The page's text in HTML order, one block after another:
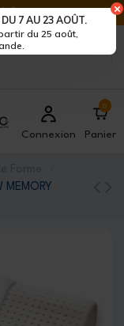
oreillers et
Connexion
0
Panier
du 25 août,
DU 7 AU 23 AOÛT.